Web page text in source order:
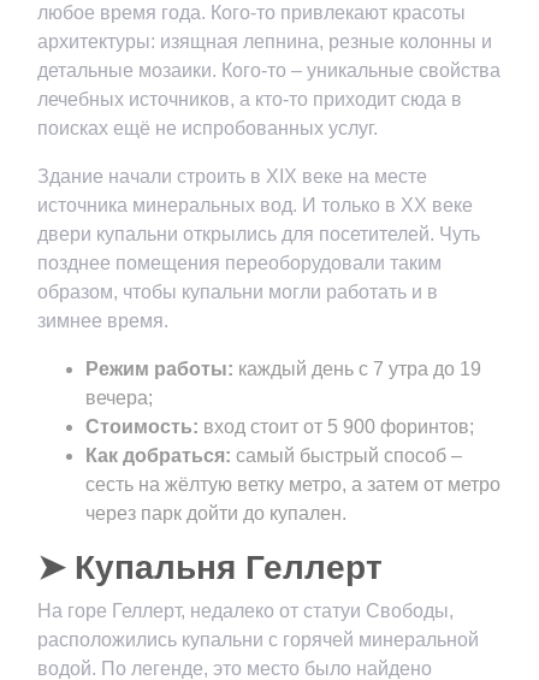
любое время года. Кого-то привлекают красоты
архитектуры: изящная лепнина, резные колонны и
детальные мозаики. Кого-то – уникальные свойства
лечебных источников, а кто-то приходит сюда в
поисках ещё не испробованных услуг.
Здание начали строить в XIX веке на месте
источника минеральных вод. И только в XX веке
двери купальни открылись для посетителей. Чуть
позднее помещения переоборудовали таким
образом, чтобы купальни могли работать и в
зимнее время.
Режим работы: каждый день с 7 утра до 19
вечера;
Стоимость: вход стоит от 5 900 форинтов;
Как добраться: самый быстрый способ –
сесть на жёлтую ветку метро, а затем от метро
через парк дойти до купален.
➤ Купальня Геллерт
На горе Геллерт, недалеко от статуи Свободы,
расположились купальни с горячей минеральной
водой. По легенде, это место было найдено